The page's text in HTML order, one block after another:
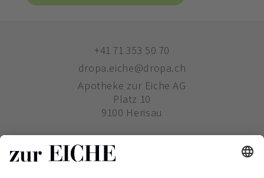
+41 71 353 50 70
dropa.eiche@dropa.ch
Apotheke zur Eiche AG
Platz 10
9100 Herisau
ZUR EICHE